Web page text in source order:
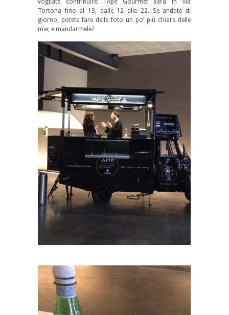
Tortona fino al 13, dalle 12 alle 22. Se andate di
giorno, potete fare delle foto un po’ più chiare delle
mie, e mandarmele?